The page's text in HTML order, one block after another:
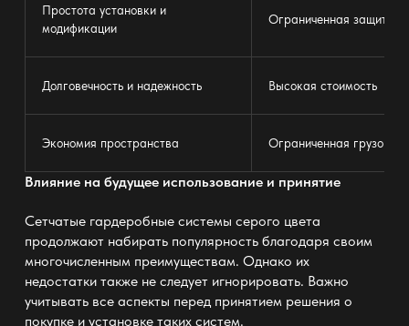
Простота установки и
модификации
Ограниченная защита
Долговечность и надежность Высокая стоимость
Экономия пространства Ограниченная
Влияние на будущее использование и принятие
Сетчатые гардеробные системы серого цвета
продолжают набирать популярность благодаря своим
многочисленным преимуществам. Однако их
недостатки также не следует игнорировать. Важно
учитывать все аспекты перед принятием решения о
покупке и установке таких систем.